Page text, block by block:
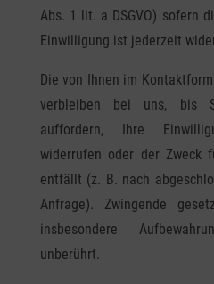
Abs. 1 lit. a DSGVO) sofern
Einwilligung ist jederzeit
Die von Ihnen im
verbleiben bei uns, bis
auffordern, Ihre
widerrufen oder der Zweck
entfällt (z. B. nach
Anfrage). Zwingende
insbesondere
unberührt.